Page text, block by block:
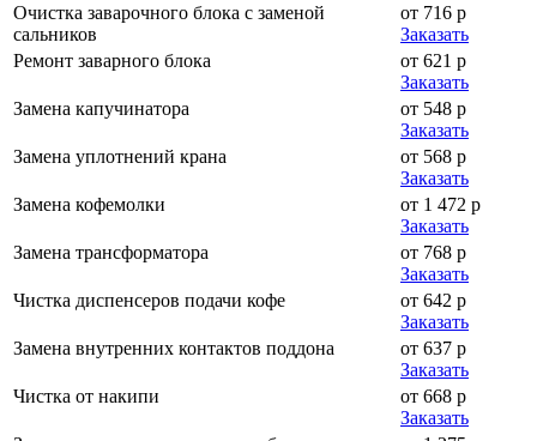
Очистка заварочного блока с заменой
сальников
от 716 р
Заказать
Ремонт заварного блока
от 621 р
Заказать
Замена капучинатора
от 548 р
Заказать
Замена уплотнений крана
от 568 р
Заказать
Замена кофемолки
от 1 472 р
Заказать
Замена трансформатора
от 768 р
Заказать
Чистка диспенсеров подачи кофе
от 642 р
Заказать
Замена внутренних контактов поддона
от 637 р
Заказать
Чистка от накипи
от 668 р
Заказать